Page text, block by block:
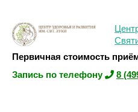
Первичная стоимость
Запись по телефону
8